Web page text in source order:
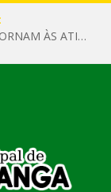
SERVIDORES DA CÂMARA MUNICIPAL RETORNAM ÀS ATIVIDADES APÓS O RECESSO PARLAMENTAR